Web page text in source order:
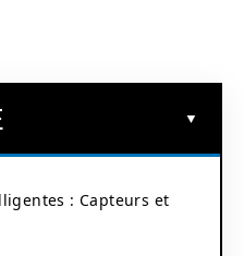
: Capteurs et